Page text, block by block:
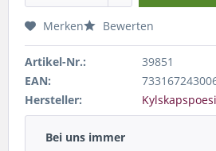
Merken Bewerten
Artikel-Nr.:
39851
EAN:
Hersteller:
Kylskapspoesi
Bei uns immer